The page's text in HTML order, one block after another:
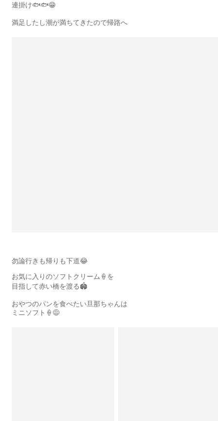
連掛け🐟🐟😁
満足したし潮が満ちてきたので帰路へ
勿論行きも帰りも下道😂
お気に入りのソフトクリーム🍦を
目指して赤い橋を渡る🏟️
おやつのパンを食べたい旦那ちゃんは
ミニソフト🍦😅